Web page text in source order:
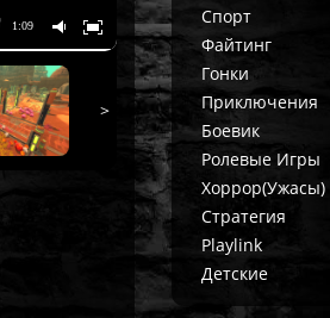
>
Спорт
Файтинг
Гонки
Приключения
Боевик
Ролевые Игры
Хоррор(Ужасы)
Стратегия
Playlink
Детские